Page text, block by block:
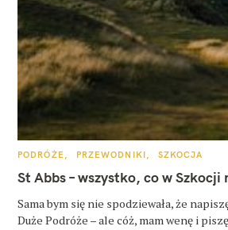
K
T
E
O
R
I
PODRÓŻE PRZEWODNIKI SZKOCJA
St Abbs – wszystko, co w Szkocji
Sama bym się nie spodziewała, że
Duże Podróże – ale cóż, mam wenę i